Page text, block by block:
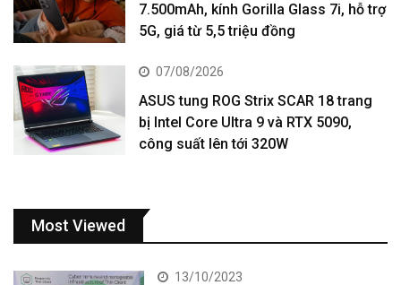
7.500mAh, kính Gorilla Glass 7i, hỗ trợ
5G, giá từ 5,5 triệu đồng
07/08/2026
ASUS tung ROG Strix SCAR 18 trang
bị Intel Core Ultra 9 và RTX 5090,
công suất lên tới 320W
Most Viewed
13/10/2023